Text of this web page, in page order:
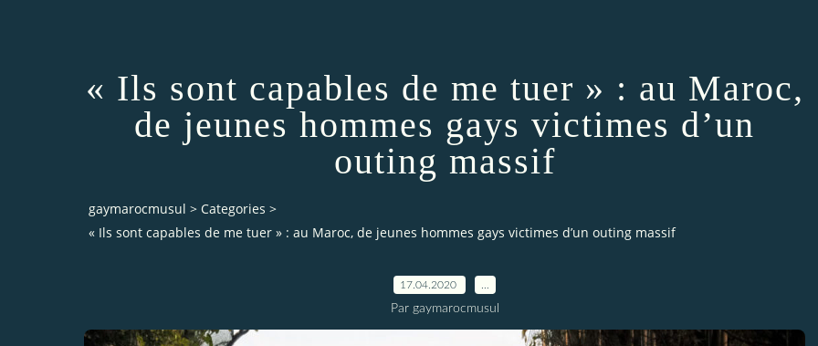
« Ils sont capables de me tuer » : au Maroc,
de jeunes hommes gays victimes d’un
outing massif
gaymarocmusul > Categories >
« Ils sont capables de me tuer » : au Maroc, de jeunes hommes gays victimes d’un outing massif
17.04.2020
Par gaymarocmusul